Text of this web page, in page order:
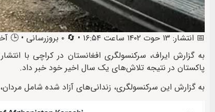
📅 انتشار: ۱۳ حوت ۱۴۰۲ ساعت ۱۶:۵۴ • 🔄 ۰ بروزرسانی • 🕒 آخرین: ۱۳ حوت ۱۴۰۲ ساعت ۱۷:۵۳
پاکستان در نتیجه تلاش‌های یک سال اخیر خود خبر داد.
به گزارش این سرکنسولگری، زندانی‌های آزاد شده شامل